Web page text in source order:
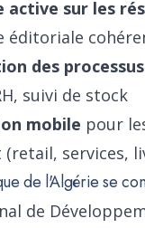
active sur les
éditoriale
des
suivi de stock
mobile pour
services,
de l'Algérie se
de